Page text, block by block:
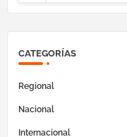
CATEGORÍAS
Regional
Nacional
Internacional